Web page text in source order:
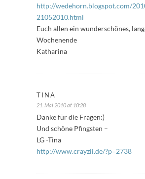
http://wedehorn.blogspot.com/
21052010.html
Euch allen ein wunderschönes,
Wochenende
Katharina
TINA
21. Mai 2010 at 10:28
Danke für die Fragen:)
Und schöne Pfingsten –
LG -Tina
http://www.crayzii.de/?p=2738